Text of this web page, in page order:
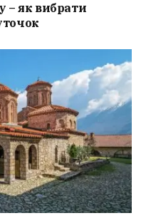
– як вибрати